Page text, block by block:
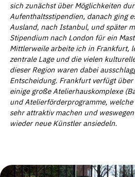
sich zunächstüber Möglichkeiten
Aufenthaltsstipendien, danach ging
Ausland, nach Istanbul, und später
Stipendium nach London für ein
Mittlerweile arbeite ich in Frankfurt,
zentrale Lage und die vielen
dieser Region waren dabei
Entscheidung. Frankfurt verfügt
einige große Atelierhauskomplexe
und Atelierförderprogramme,
sehr attraktiv machen und
wieder neue Künstler ansiedeln.